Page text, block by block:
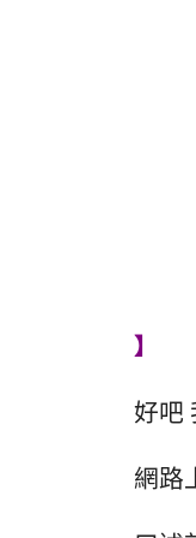
】
好吧
網路